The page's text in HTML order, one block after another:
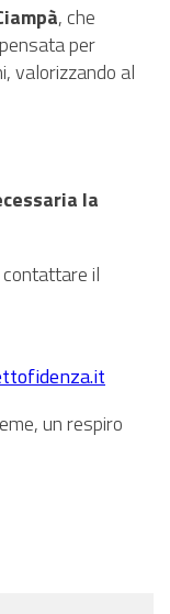
, che
per
valorizzando al
la
il
un respiro